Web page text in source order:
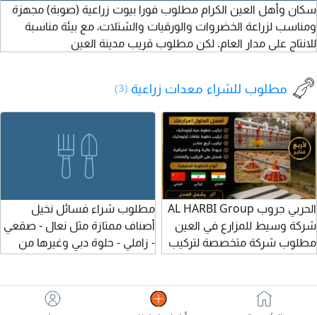
سكان وأهل العين الكرام مطلوب فورا بيوت زراعية (صوبة) مجهزة
ومناسب لزراعة الخضروات والورقيات والشتلات، مع بيئة مناسبة
للانتاج على مدار العام. لكن مطلوب قريب مدينة العين
مطلوب للشراء معدات زراعية (3)
الحربي جروب AL HARBI Group
شركة وسيط للمزارع في العين
مطلوب شركة متخصصة لتركيب
خطوط مزارع الدواجن المشروع
دواجن. المواصفات المطلوبة
مطلوب شراء فسائل نخيل
أصناف ممتازة مثل نعال - صقعي
- زاملي - حلوة دبي وغيرها من
الأصناف يشترط أن تكون
الأمراض والعيوب